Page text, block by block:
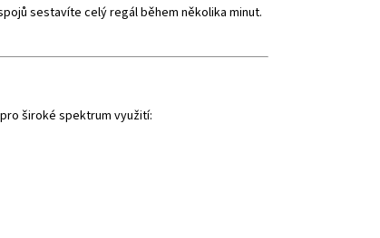
sestavíte celý regál během několika minut.
široké spektrum využití: